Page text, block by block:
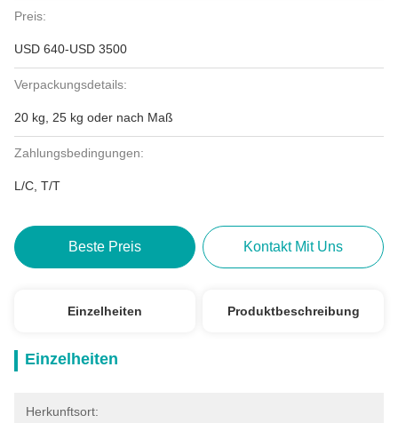
Preis:
USD 640-USD 3500
Verpackungsdetails:
20 kg, 25 kg oder nach Maß
Zahlungsbedingungen:
L/C, T/T
Beste Preis Kontakt Mit Uns
Einzelheiten Produktbeschreibung
Einzelheiten
Herkunftsort: